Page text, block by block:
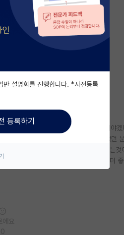
식이 부족한것 같아서 대학원에 진학해야
왔습니다. 하지만 이 경우 제가 전공했던
다. 취업을 하고 경력을 쌓고 이직을 하는것
서 제 전공분야로 취업을 하게 된다면 더
반 설명회를 진행합니다. *사전등록
등록하기